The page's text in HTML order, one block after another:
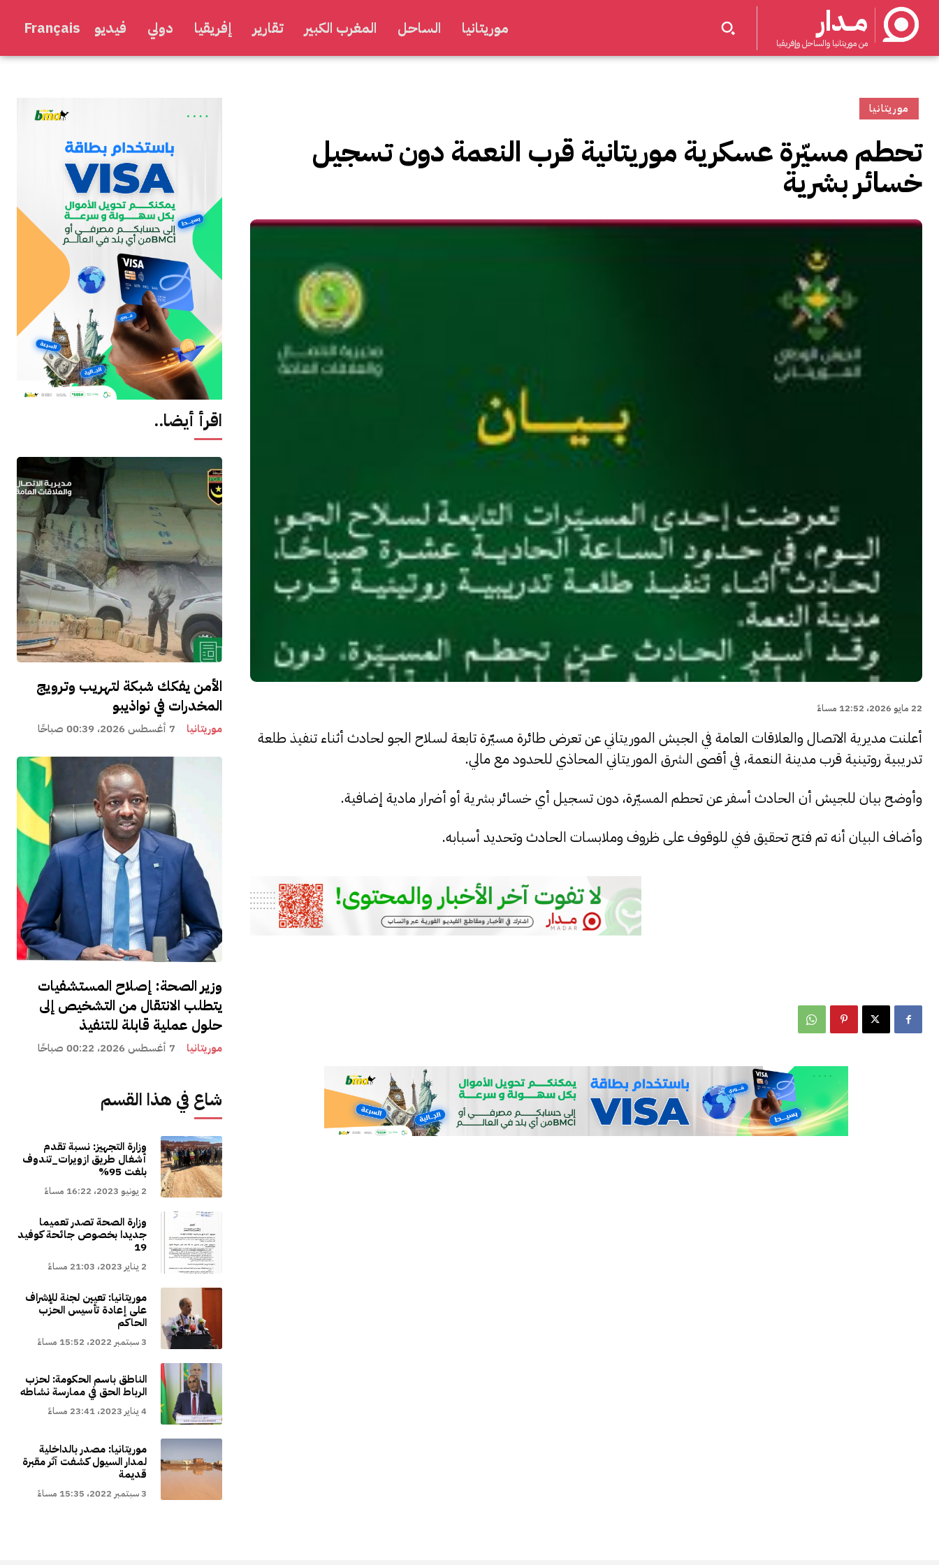
مــدار
من موريتانيا والساحل وإفريقيا
موريتانيا الساحل المغرب الكبير تقارير إفريقيا دولي فيديو Français
اقرأ أيضا..
الأمن يفكك شبكة لتهريب وترويج
المخدرات في نواذيبو
موريتانيا 7 أغسطس 2026، 00:39 صباحًا
وزير الصحة: إصلاح المستشفيات
يتطلب الانتقال من التشخيص إلى
حلول عملية قابلة للتنفيذ
موريتانيا 7 أغسطس 2026، 00:22 صباحًا
شاع في هذا القسم
وزارة التجهيز: نسبة تقدم
أشغال طريق ازويرات_تندوف
بلغت 95%
2 يونيو 2023، 16:22 مساءً
وزارة الصحة تصدر تعميما
جديدا بخصوص جائحة كوفيد
19
2 يناير 2023، 21:03 مساءً
موريتانيا: تعيين لجنة للإشراف
على إعادة تأسيس الحزب
الحاكم
3 سبتمبر 2022، 15:52 مساءً
الناطق باسم الحكومة: لحزب
الرباط الحق في ممارسة نشاطه
4 يناير 2023، 23:41 مساءً
موريتانيا: مصدر بالداخلية
لمدار السيول كشفت آثر مقبرة
قديمة
3 سبتمبر 2022، 15:35 مساءً
موريتانيا
تحطم مسيّرة عسكرية موريتانية قرب النعمة دون تسجيل
خسائر بشرية
22 مايو 2026، 12:52 مساءً
أعلنت مديرية الاتصال والعلاقات العامة في الجيش الموريتاني عن تعرض طائرة مسيّرة تابعة لسلاح الجو لحادث أثناء تنفيذ طلعة
تدريبية روتينية قرب مدينة النعمة، في أقصى الشرق الموريتاني المحاذي للحدود مع مالي.
وأوضح بيان للجيش أن الحادث أسفر عن تحطم المسيّرة، دون تسجيل أي خسائر بشرية أو أضرار مادية إضافية.
وأضاف البيان أنه تم فتح تحقيق فني للوقوف على ظروف وملابسات الحادث وتحديد أسبابه.